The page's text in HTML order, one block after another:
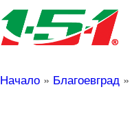
Начало » Благоевград »